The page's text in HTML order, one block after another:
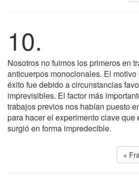
10.
Nosotros no fuimos los primeros en
anticuerpos monoclonales. El
éxito fue debido a circunstancias
imprevisibles. El factor más
trabajos previos nos habían puesto
para hacer el experimento clave que
surgió en forma impredecible.
+